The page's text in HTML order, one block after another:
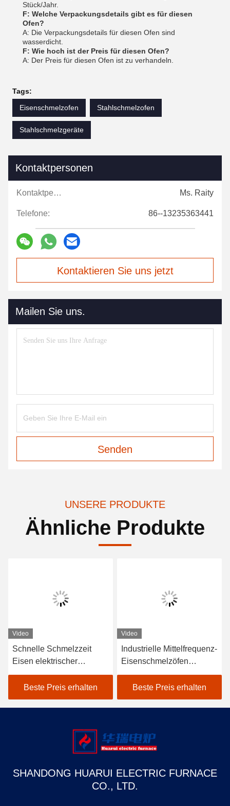
Stück/Jahr.
F: Welche Verpackungsdetails gibt es für diesen
Ofen?
A: Die Verpackungsdetails für diesen Ofen sind
wasserdicht.
F: Wie hoch ist der Preis für diesen Ofen?
A: Der Preis für diesen Ofen ist zu verhandeln.
Tags:
Eisenschmelzofen
Stahlschmelzofen
Stahlschmelzgeräte
Kontaktpersonen
Kontaktpersonen: Ms. Raity
Telefone: 86--13235363441
Kontaktieren Sie uns jetzt
Mailen Sie uns.
Senden
UNSERE PRODUKTE
Ähnliche Produkte
Video
Schnelle Schmelzzeit
Eisen elektrischer
Schmelzofen mit geringer
Wartung
Beste Preis erhalten
Video
Industrielle Mittelfrequenz-
Eisenschmelzöfen
Elektröfen Schnelle
Schmelzzeit
Beste Preis erhalten
SHANDONG HUARUI ELECTRIC FURNACE
CO., LTD.